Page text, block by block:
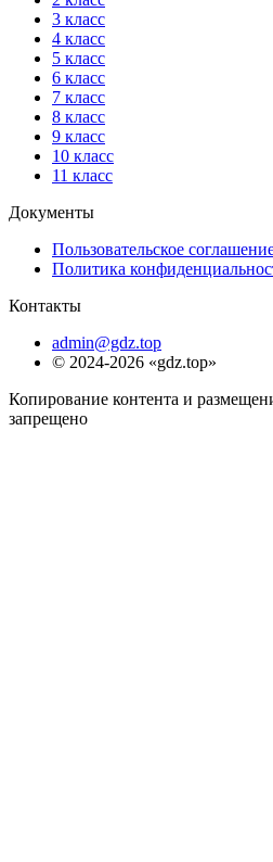
3 класс
4 класс
5 класс
6 класс
7 класс
8 класс
9 класс
10 класс
11 класс
Документы
Пользовательское
Политика
Контакты
admin@gdz.top
© 2024-2026 «gdz.top»
Копирование контента и
запрещено